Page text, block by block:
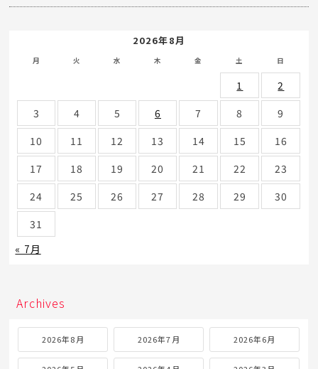
2026年8月
月 火 水 木 金 土 日
1
2
3
4 5 6 7 8
9
10
11 12 13 14 15
16
17
18 19 20 21 22
23
24
25 26 27 28 29
30
31
« 7月
Archives
2026年8月 2026年7月 2026年6月